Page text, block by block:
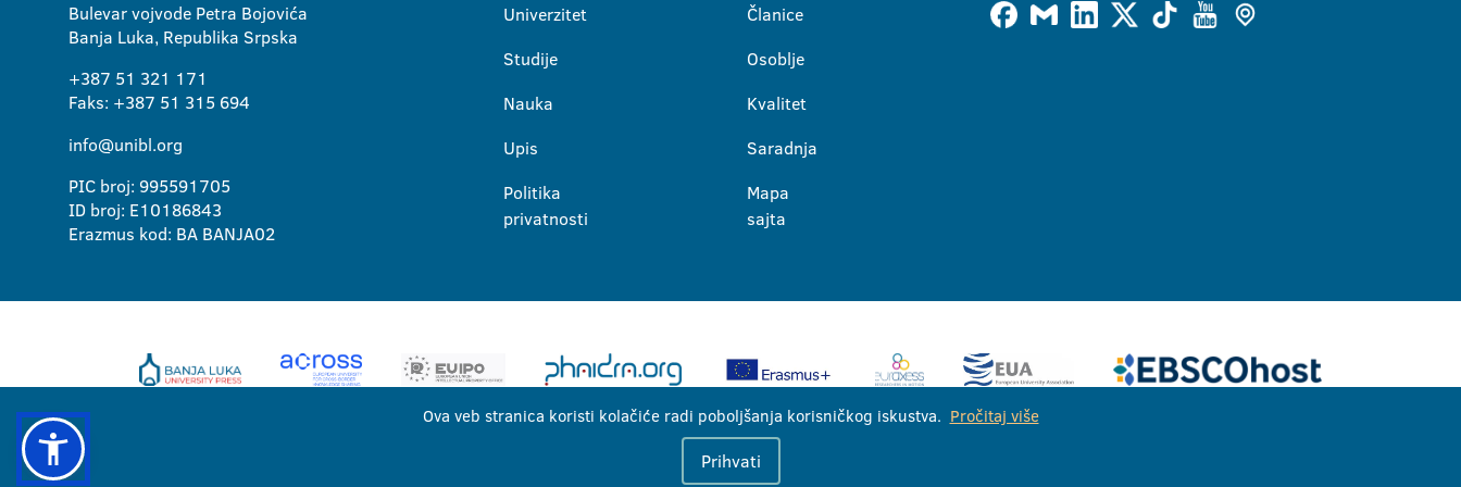
Bulevar vojvode Petra Bojovića
Banja Luka, Republika Srpska
+387 51 321 171
Faks: +387 51 315 694
info@unibl.org
PIC broj: 995591705
ID broj: E10186843
Erazmus kod: BA BANJA02
Univerzitet
Studije
Nauka
Upis
Politika
privatnosti
Članice
Osoblje
Kvalitet
Saradnja
Mapa
sajta
Univerzitet u Banjoj Luci © 2026
Ova veb stranica koristi kolačiće radi poboljšanja korisničkog iskustva. Pročitaj više
Prihvati